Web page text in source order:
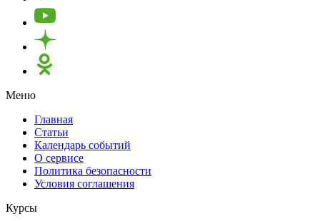
Меню
Главная
Статьи
Календарь событий
О сервисе
Политика безопасности
Условия соглашения
Курсы